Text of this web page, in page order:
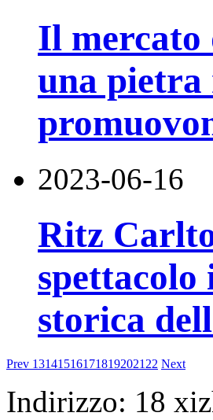
Il
una pietra
2023-06-16
Ritz
spettacolo
storica
Prev 131415161718192021 22 Next
Indirizzo: 18